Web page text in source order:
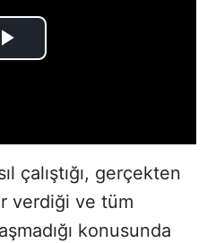
çalıştığı, gerçekten
verdiği ve tüm
konusunda